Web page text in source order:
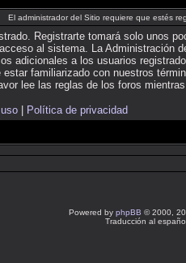
El administrador del Sitio requiere que estés
Registrarte tomará solo unos
al sistema. La Administración
adicionales a los usuarios
familiarizado con nuestros
lee las reglas de los foros mientras
| Política de privacidad
Powered byphpBB© 2000,